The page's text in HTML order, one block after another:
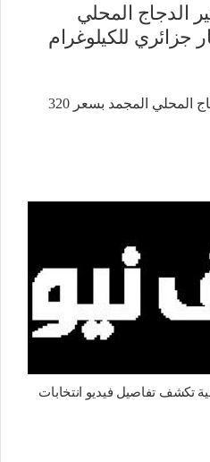
الدجاج المحلي
"صاربا " تعلن عن توفير الدجاج المحلي المجمد بسعر 320
تكشف تفاصيل فيديو انتخابات